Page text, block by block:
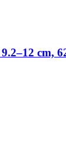
cm,